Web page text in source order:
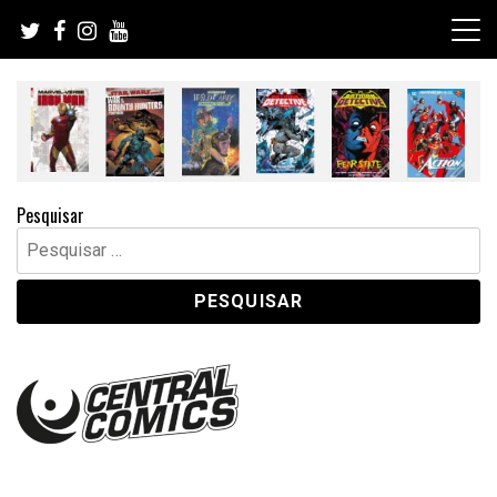
content
Pesquisar
Pesquisar
por: